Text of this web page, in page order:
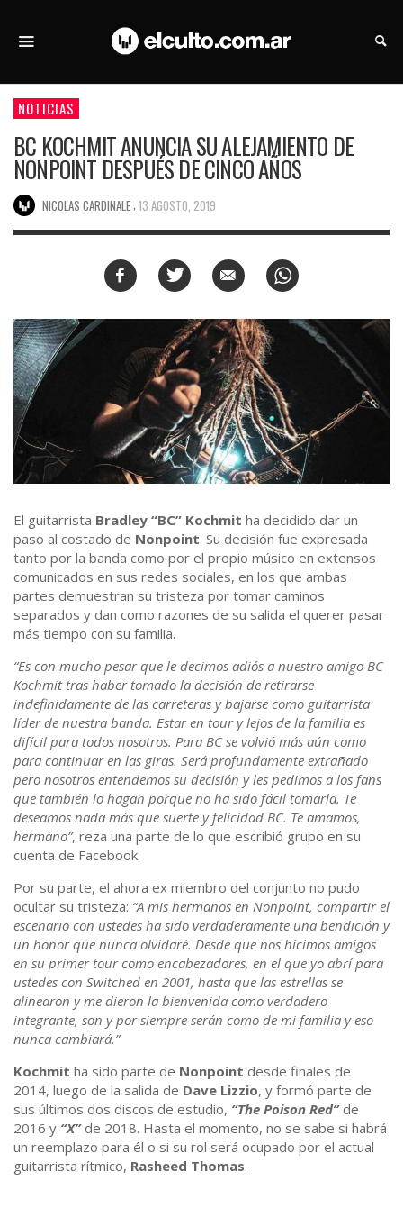
NOTICIAS
BC KOCHMIT ANUNCIA SU ALEJAMIENTO DE
NONPOINT DESPUÉS DE CINCO AÑOS
NICOLAS CARDINALE 13 AGOSTO, 2019
El guitarrista Bradley “BC” Kochmit ha decidido dar un
paso al costado de Nonpoint. Su decisión fue expresada
tanto por la banda como por el propio músico en extensos
comunicados en sus redes sociales, en los que ambas
partes demuestran su tristeza por tomar caminos
separados y dan como razones de su salida el querer pasar
más tiempo con su familia.
“Es con mucho pesar que le decimos adiós a nuestro amigo BC
Kochmit tras haber tomado la decisión de retirarse
indefinidamente de las carreteras y bajarse como guitarrista
líder de nuestra banda. Estar en tour y lejos de la familia es
difícil para todos nosotros. Para BC se volvió más aún como
para continuar en las giras. Será profundamente extrañado
pero nosotros entendemos su decisión y les pedimos a los fans
que también lo hagan porque no ha sido fácil tomarla. Te
deseamos nada más que suerte y felicidad BC. Te amamos,
hermano”, reza una parte de lo que escribió grupo en su
cuenta de Facebook.
Por su parte, el ahora ex miembro del conjunto no pudo
ocultar su tristeza: “A mis hermanos en Nonpoint, compartir el
escenario con ustedes ha sido verdaderamente una bendición y
un honor que nunca olvidaré. Desde que nos hicimos amigos
en su primer tour como encabezadores, en el que yo abrí para
ustedes con Switched en 2001, hasta que las estrellas se
alinearon y me dieron la bienvenida como verdadero
integrante, son y por siempre serán como de mi familia y eso
nunca cambiará.”
Kochmit ha sido parte de Nonpoint desde finales de
2014, luego de la salida de Dave Lizzio, y formó parte de
sus últimos dos discos de estudio, “The Poison Red”de
2016 y “X”de 2018. Hasta el momento, no se sabe si habrá
un reemplazo para él o si su rol será ocupado por el actual
guitarrista rítmico, Rasheed Thomas.